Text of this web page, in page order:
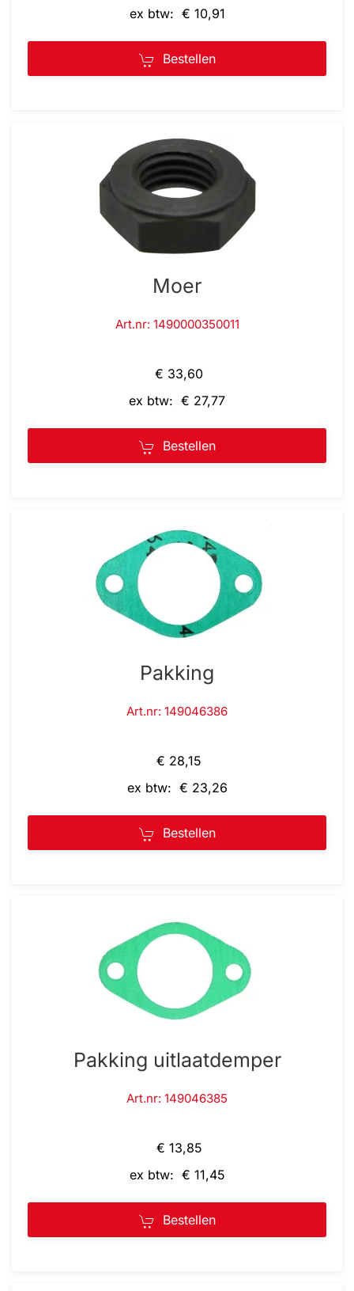
ex btw: € 10,91
Bestellen
Moer
Art.nr: 1490000350011
€ 33,60
ex btw: € 27,77
Bestellen
Pakking
Art.nr: 149046386
€ 28,15
ex btw: € 23,26
Bestellen
Pakking uitlaatdemper
Art.nr: 149046385
€ 13,85
ex btw: € 11,45
Bestellen